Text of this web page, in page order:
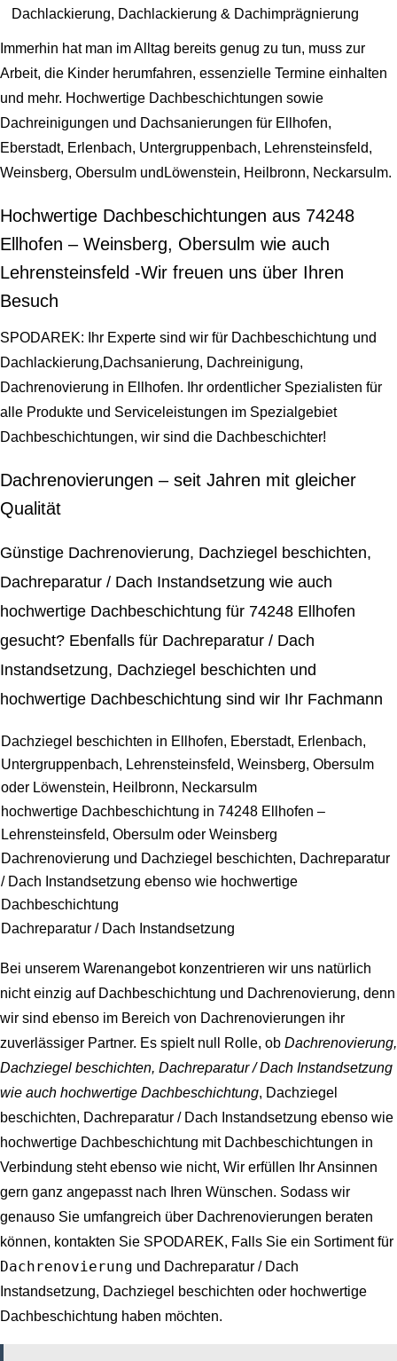
Dachlackierung, Dachlackierung & Dachimprägnierung
Immerhin hat man im Alltag bereits genug zu tun, muss zur
Arbeit, die Kinder herumfahren, essenzielle Termine einhalten
und mehr. Hochwertige Dachbeschichtungen sowie
Dachreinigungen und Dachsanierungen für Ellhofen,
Eberstadt, Erlenbach, Untergruppenbach, Lehrensteinsfeld,
Weinsberg, Obersulm undLöwenstein, Heilbronn, Neckarsulm.
Hochwertige Dachbeschichtungen aus 74248
Ellhofen – Weinsberg, Obersulm wie auch
Lehrensteinsfeld -Wir freuen uns über Ihren
Besuch
SPODAREK: Ihr Experte sind wir für Dachbeschichtung und
Dachlackierung,Dachsanierung, Dachreinigung,
Dachrenovierung in Ellhofen. Ihr ordentlicher Spezialisten für
alle Produkte und Serviceleistungen im Spezialgebiet
Dachbeschichtungen, wir sind die Dachbeschichter!
Dachrenovierungen – seit Jahren mit gleicher
Qualität
Günstige Dachrenovierung, Dachziegel beschichten,
Dachreparatur / Dach Instandsetzung wie auch
hochwertige Dachbeschichtung für 74248 Ellhofen
gesucht? Ebenfalls für Dachreparatur / Dach
Instandsetzung, Dachziegel beschichten und
hochwertige Dachbeschichtung sind wir Ihr Fachmann
Dachziegel beschichten in Ellhofen, Eberstadt, Erlenbach,
Untergruppenbach, Lehrensteinsfeld, Weinsberg, Obersulm
oder Löwenstein, Heilbronn, Neckarsulm
hochwertige Dachbeschichtung in 74248 Ellhofen –
Lehrensteinsfeld, Obersulm oder Weinsberg
Dachrenovierung und Dachziegel beschichten, Dachreparatur
/ Dach Instandsetzung ebenso wie hochwertige
Dachbeschichtung
Dachreparatur / Dach Instandsetzung
Bei unserem Warenangebot konzentrieren wir uns natürlich
nicht einzig auf Dachbeschichtung und Dachrenovierung, denn
wir sind ebenso im Bereich von Dachrenovierungen ihr
zuverlässiger Partner. Es spielt null Rolle, ob Dachrenovierung,
Dachziegel beschichten, Dachreparatur / Dach Instandsetzung
wie auch hochwertige Dachbeschichtung, Dachziegel
beschichten, Dachreparatur / Dach Instandsetzung ebenso wie
hochwertige Dachbeschichtung mit Dachbeschichtungen in
Verbindung steht ebenso wie nicht, Wir erfüllen Ihr Ansinnen
gern ganz angepasst nach Ihren Wünschen. Sodass wir
genauso Sie umfangreich über Dachrenovierungen beraten
können, kontakten Sie SPODAREK, Falls Sie ein Sortiment für
Dachrenovierung und Dachreparatur / Dach
Instandsetzung, Dachziegel beschichten oder hochwertige
Dachbeschichtung haben möchten.